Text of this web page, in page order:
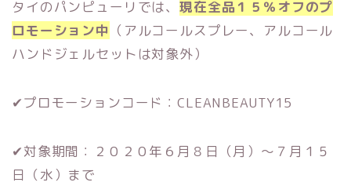
タイのパンピューリでは、現在全品１５％オフのプ
ロモーション中 （アルコールスプレー、アルコール
ハンドジェルセットは対象外）
✔︎プロモーションコード：CLEANBEAUTY15
✔︎対象期間：２０２０年６月８日（月）〜７月１５
日（水）まで